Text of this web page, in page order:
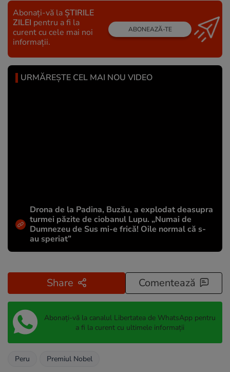
Abonați-vă la ȘTIRILE
ZILEI pentru a fi la
curent cu cele mai noi
informații.
ABONEAZĂ-TE
URMĂREȘTE CEL MAI NOU VIDEO
Drona de la Padina, Buzău, a explodat deasupra
turmei păzite de ciobanul Lupu. „Numai de
Dumnezeu de Sus mi-e frică! Oile normal că s-
au speriat”
Share Comentează
Abonați-vă la canalul Libertatea de WhatsApp pentru
a fi la curent cu ultimele informații
Peru Premiul Nobel